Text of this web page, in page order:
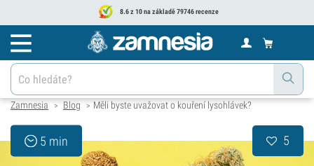
8.6 z 10 na základě 79746 recenze
Zamnesia > Blog > Měli byste uvažovat o kouření lysohlávek?
5 min 5